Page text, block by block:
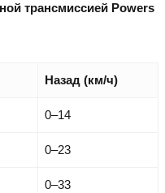
трансмиссией Powers
Назад (км/ч)
0–14
0–23
0–33